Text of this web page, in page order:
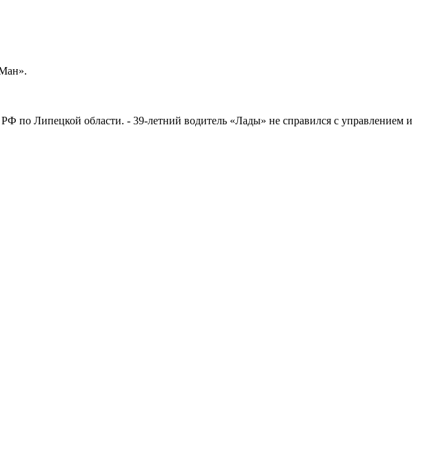
по Липецкой области. - 39-летний водитель «Лады» не справился с управлением и